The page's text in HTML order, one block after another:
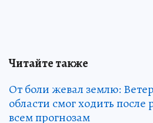
Читайте также
От боли жевал землю:
области смог ходить
всем прогнозам